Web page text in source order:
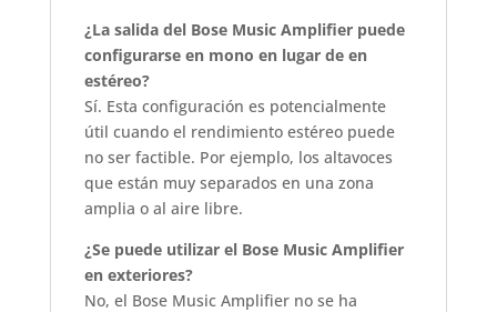
¿La salida del Bose Music Amplifier puede
configurarse en mono en lugar de en
estéreo?
Sí. Esta configuración es potencialmente
útil cuando el rendimiento estéreo puede
no ser factible. Por ejemplo, los altavoces
que están muy separados en una zona
amplia o al aire libre.
¿Se puede utilizar el Bose Music Amplifier
en exteriores?
No, el Bose Music Amplifier no se ha